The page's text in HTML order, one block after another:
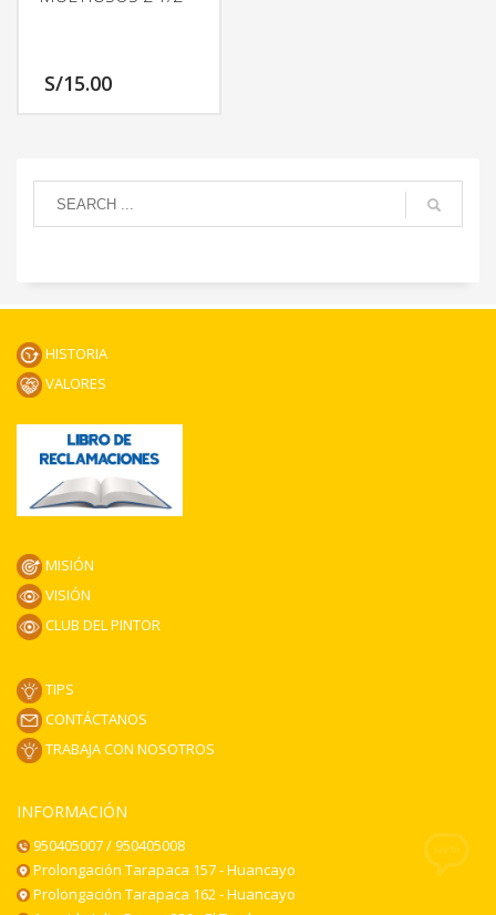
S/15.00
HISTORIA
VALORES
MISIÓN
VISIÓN
CLUB DEL PINTOR
TIPS
CONTÁCTANOS
TRABAJA CON NOSOTROS
INFORMACIÓN
950405007 / 950405008
Prolongación Tarapaca 157 - Huancayo
Prolongación Tarapaca 162 - Huancayo